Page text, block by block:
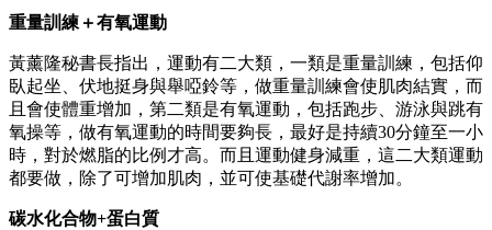
重量訓練＋有氧運動
黃薰隆秘書長指出，運動有二大類，一類是重量訓練，包括仰
臥起坐、伏地挺身與舉啞鈴等，做重量訓練會使肌肉結實，而
且會使體重增加，第二類是有氧運動，包括跑步、游泳與跳有
氧操等，做有氧運動的時間要夠長，最好是持續30分鐘至一小
時，對於燃脂的比例才高。而且運動健身減重，這二大類運動
都要做，除了可增加肌肉，並可使基礎代謝率增加。
碳水化合物+蛋白質